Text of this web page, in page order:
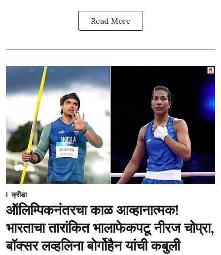
Read More
क्रीडा
ऑलिम्पिकनंतरचा काळ आव्हानात्मक!
भारताचा तारांकित भालाफेकपटू नीरज चोप्रा,
बॉक्सर लव्हलिना बोर्गोहैन यांची कबुली